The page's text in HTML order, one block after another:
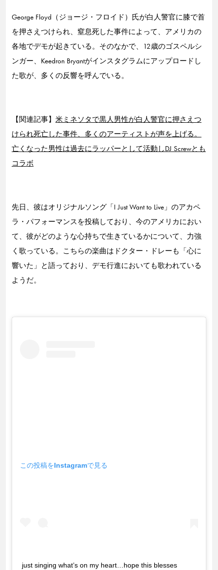
George Floyd（ジョージ・フロイド）氏が白人警官に膝で首
を押さえつけられ、窒息死した事件によって、アメリカの
各地でデモが起きている。そのなかで、12歳のゴスペルシ
ンガー、Keedron Bryantがインスタグラムにアップロードし
た歌が、多くの反響を呼んでいる。
【関連記事】 米ミネソタで黒人男性が白人警官に押さえつ
けられ死亡した事件、多くのアーティストが声を上げる。
亡くなった男性は過去にラッパーとして活動しDJ Screwとも
コラボ
先日、彼はオリジナルソング「I Just Want to Live」のアカペ
ラ・パフォーマンスを投稿しており、今のアメリカにおい
て、彼がどのような心持ちで生きているかについて、力強
く歌っている。こちらの楽曲はドクター・ドレーも「心に
響いた」と語っており、デモ行進においても歌われている
ようだ。
この投稿をInstagramで見る
just singing what’s on my heart…hope this blesses